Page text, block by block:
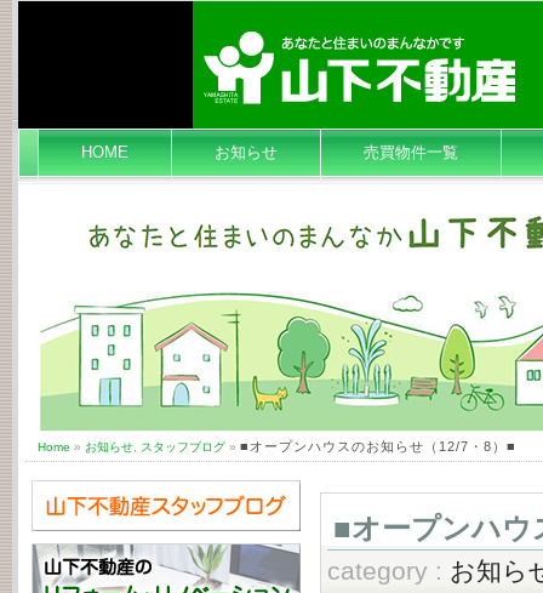
HOME お知らせ 売買物件一覧
Home » お知らせ スタッフブログ » ■オープンハウスのお知らせ（12/7・8）■
■オープンハウ
category : お知ら